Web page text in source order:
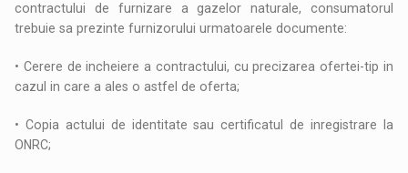
contractului de furnizare a gazelor naturale, consumatorul
trebuie sa prezinte furnizorului urmatoarele documente:
• Cerere de incheiere a contractului, cu precizarea ofertei-tip in
cazul in care a ales o astfel de oferta;
• Copia actului de identitate sau certificatul de inregistrare la
ONRC;